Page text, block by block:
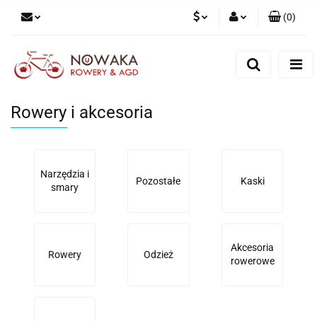
(0)
Rowery i akcesoria
Narzędzia i
smary
Pozostałe Kaski
Rowery Odzież
Akcesoria
rowerowe